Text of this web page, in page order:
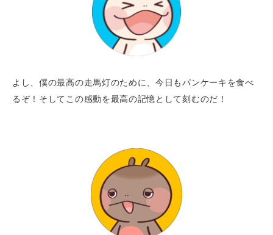
よし、僕の最高の走馬灯のために、今日もパンケーキを食べ
るぞ！そしてこの感動を最高の記憶として刻むのだ！